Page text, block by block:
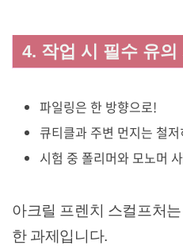
4. 작업 시 필수 유의
파일링은 한 방향으로!
큐티클과 주변 먼지는 철
시험 중 폴리머와 모노머
아크릴 프렌치 스컬프처
한 과제입니다.